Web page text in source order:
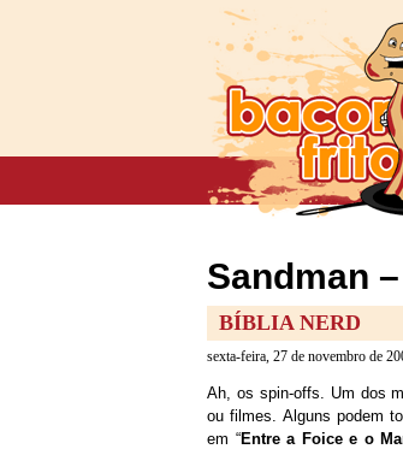
Sandman
BÍBLIA NERD
sexta-feira, 27 de novembro de
Ah, os spin-offs. Um dos
ou filmes. Alguns podem
em “Entre a Foice e o